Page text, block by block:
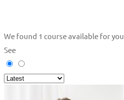
We found 1 course available for you
See